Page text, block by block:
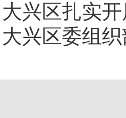
大兴区扎实
大兴区委组